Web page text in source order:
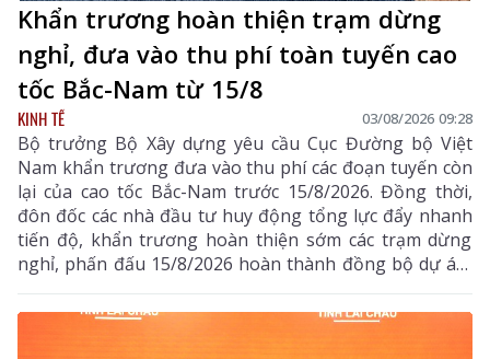
Khẩn trương hoàn thiện trạm dừng
nghỉ, đưa vào thu phí toàn tuyến cao
tốc Bắc-Nam từ 15/8
KINH TẾ 03/08/2026 09:28
Bộ trưởng Bộ Xây dựng yêu cầu Cục Đường bộ Việt
Nam khẩn trương đưa vào thu phí các đoạn tuyến còn
lại của cao tốc Bắc-Nam trước 15/8/2026. Đồng thời,
đôn đốc các nhà đầu tư huy động tổng lực đẩy nhanh
tiến độ, khẩn trương hoàn thiện sớm các trạm dừng
nghỉ, phấn đấu 15/8/2026 hoàn thành đồng bộ dự án,
triển khai thu phí các tuyến cao tốc